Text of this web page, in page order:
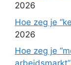
2026
Hoe zeg je
2026
Hoe zeg je